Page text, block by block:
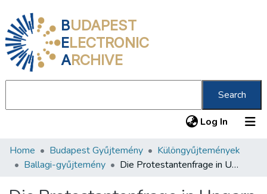
BUDAPEST
ELECTRONIC
ARCHIVE
Search
Log In (current)
Communities & Collections
Home Budapest Gyűjtemény
Különgyűjtemények
Ballagi-gyűjtemény
Die Protestantenfrage in Ungarn und die Politik Oesterreichs /